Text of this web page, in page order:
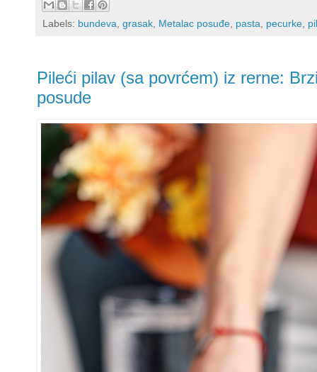
Labels: bundeva grasak Metalac posuđe pasta pecurke
Pileći pilav (sa povrćem) iz rerne:
posude